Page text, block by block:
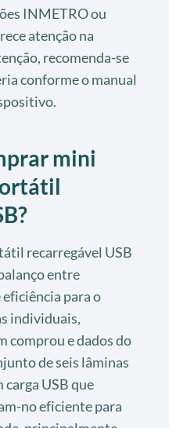
INMETRO ou
atenção na
recomenda-se
conforme o manual
mini
recarregável USB
entre
para o
individuais,
comprou e dados do
de seis lâminas
carga USB que
no eficiente para